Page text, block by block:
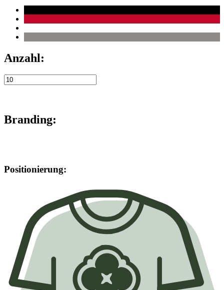
Anzahl:
Branding:
Positionierung: